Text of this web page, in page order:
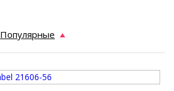
Популярные